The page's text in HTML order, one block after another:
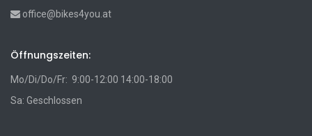
office@bikes4you.at
Öffnungszeiten:
Mo/Di/Do/Fr: 9:00-12:00 14:00-18:00
Sa: Geschlossen